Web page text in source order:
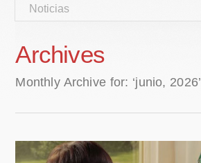
Noticias
Archives
Monthly Archive for: ‘junio, 2026’